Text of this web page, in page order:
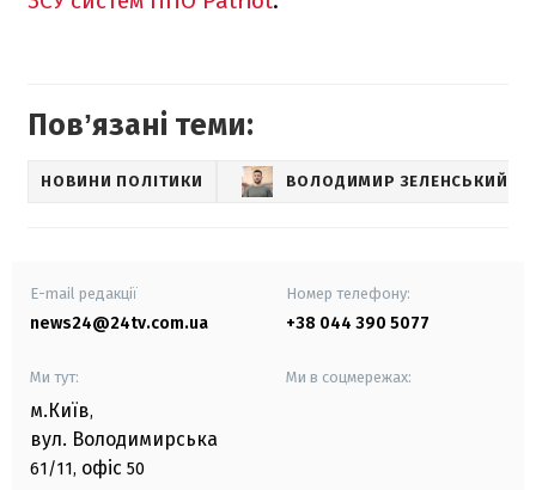
Повʼязані теми:
НОВИНИ ПОЛІТИКИ ВОЛОДИМИР ЗЕЛЕНСЬКИЙ
E-mail редакції
news24@24tv.com.ua
Номер телефону:
+38 044 390 5077
Ми тут:
м.Київ,
вул. Володимирська
61/11, офіс 50
Ми в соцмережах: